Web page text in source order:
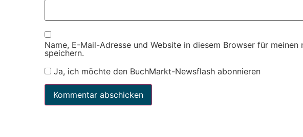
Name, E-Mail-Adresse und Website in diesem Browser für meinen
speichern.
Ja, ich möchte den BuchMarkt-Newsflash abonnieren